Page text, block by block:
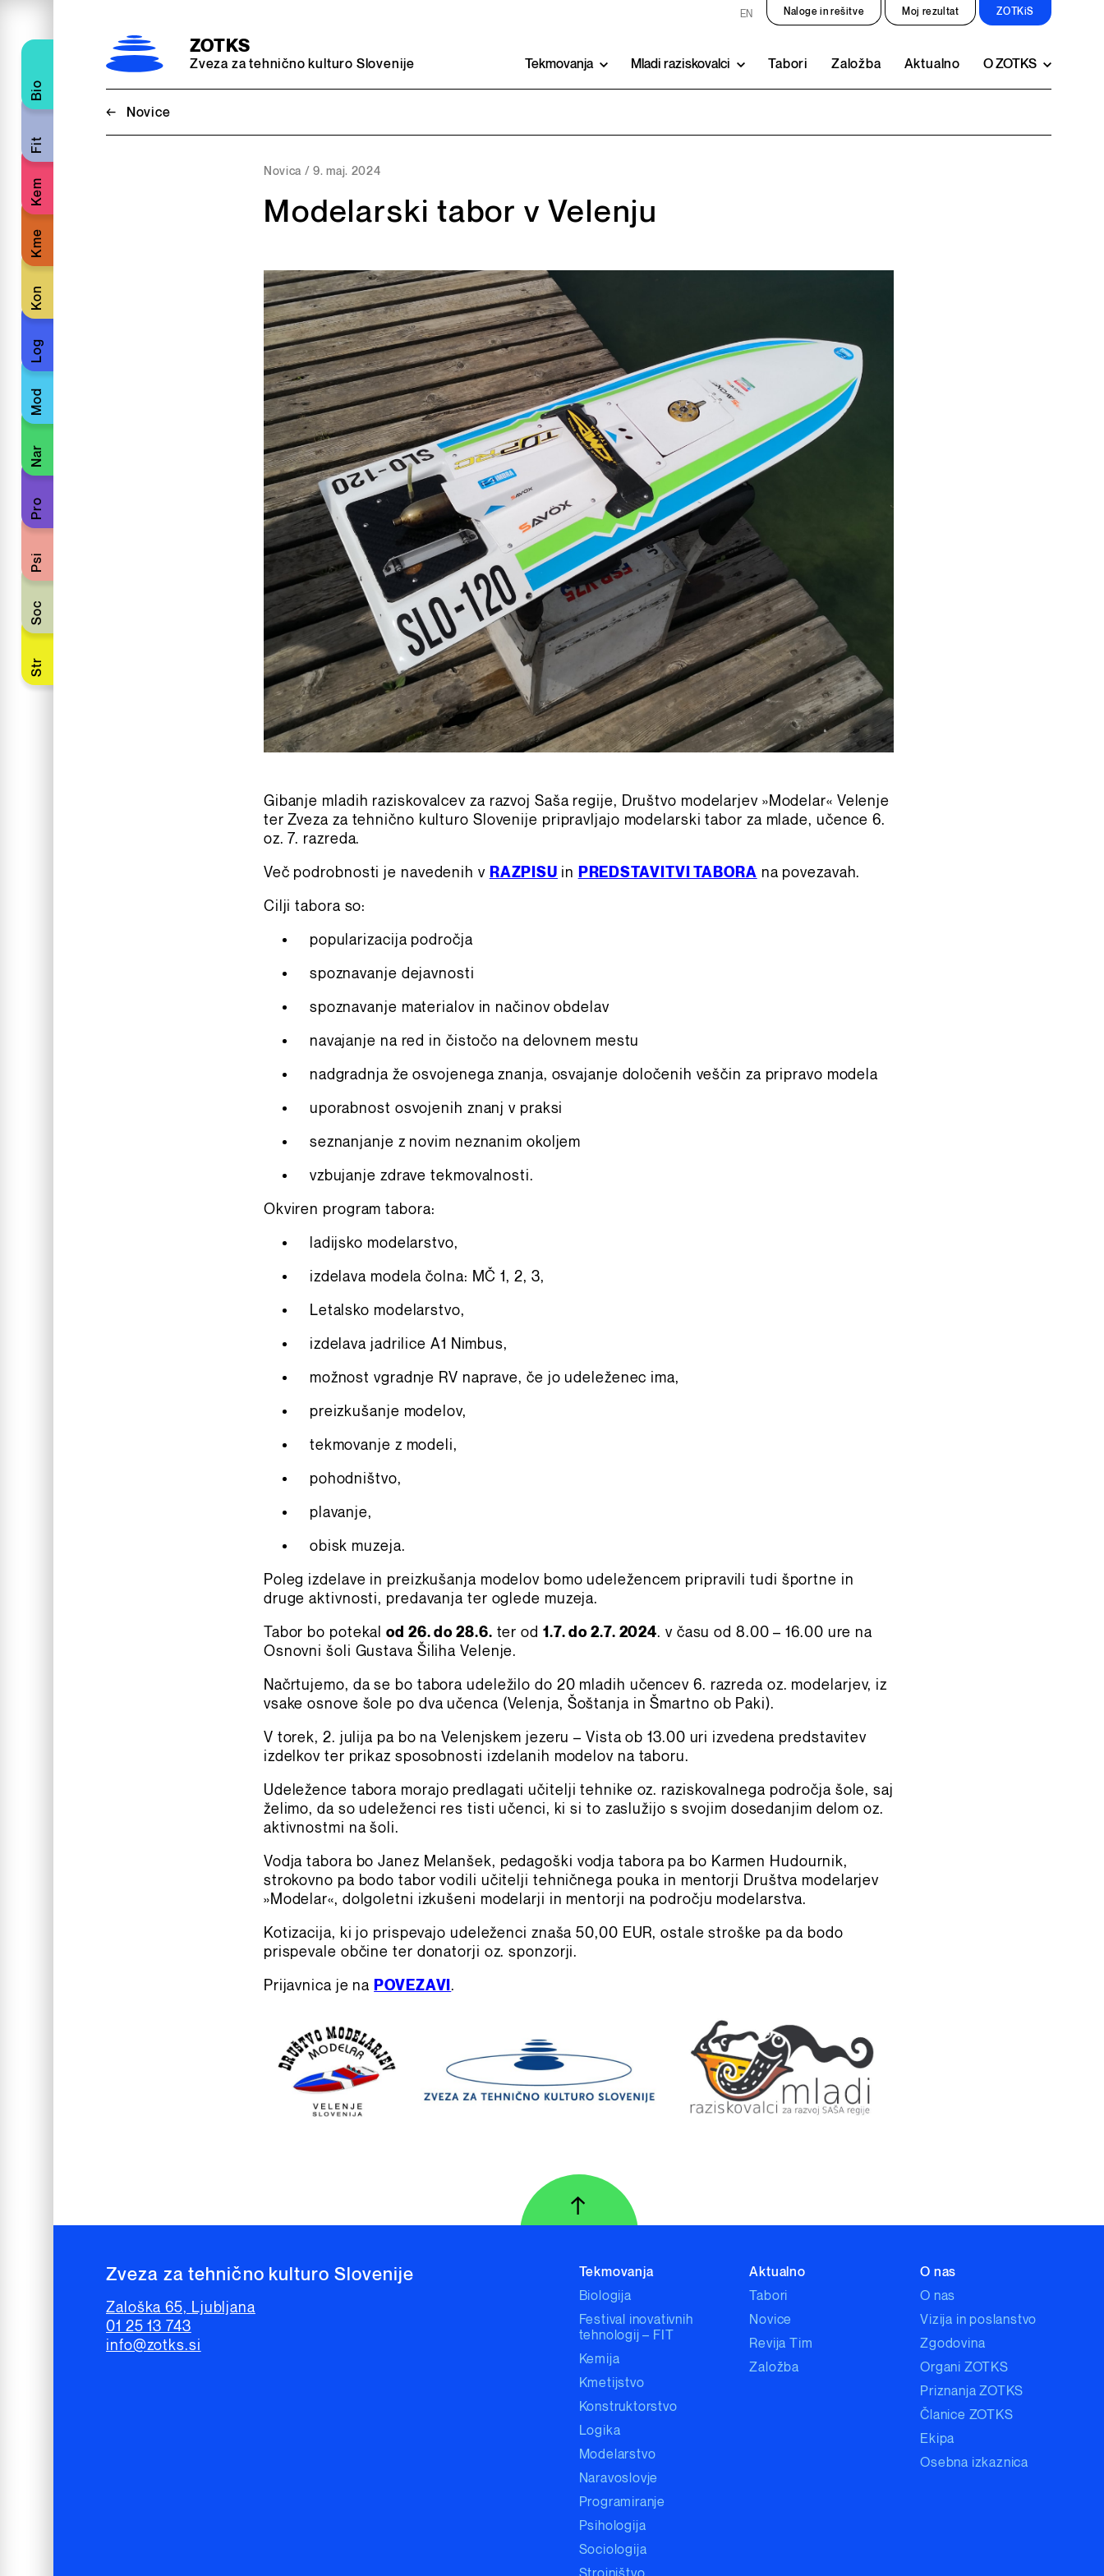
Bio
Fit
Kem
Kme
Kon
Log
Mod
Nar
Pro
Psi
Soc
Str
EN Naloge in rešitve Moj rezultat ZOTKiS
ZOTKS
Zveza za tehnično kulturo Slovenije Tekmovanja Mladi raziskovalci Tabori Založba Aktualno O ZOTKS
← Novice
Novica /9. maj. 2024
Modelarski tabor v Velenju
Gibanje mladih raziskovalcev za razvoj Saša regije, Društvo modelarjev »Modelar« Velenje
ter Zveza za tehnično kulturo Slovenije pripravljajo modelarski tabor za mlade, učence 6.
oz. 7. razreda.
Več podrobnosti je navedenih v RAZPISU in PREDSTAVITVI TABORA na povezavah.
Cilji tabora so:
popularizacija področja
spoznavanje dejavnosti
spoznavanje materialov in načinov obdelav
navajanje na red in čistočo na delovnem mestu
nadgradnja že osvojenega znanja, osvajanje določenih veščin za pripravo modela
uporabnost osvojenih znanj v praksi
seznanjanje z novim neznanim okoljem
vzbujanje zdrave tekmovalnosti.
Okviren program tabora:
ladijsko modelarstvo,
izdelava modela čolna: MČ 1, 2, 3,
Letalsko modelarstvo,
izdelava jadrilice A1 Nimbus,
možnost vgradnje RV naprave, če jo udeleženec ima,
preizkušanje modelov,
tekmovanje z modeli,
pohodništvo,
plavanje,
obisk muzeja.
Poleg izdelave in preizkušanja modelov bomo udeležencem pripravili tudi športne in
druge aktivnosti, predavanja ter oglede muzeja.
Tabor bo potekalod 26. do 28.6. ter od 1.7. do 2.7. 2024. v času od 8.00 – 16.00 ure na
Osnovni šoli Gustava Šiliha Velenje.
Načrtujemo, da se bo tabora udeležilo do 20 mladih učencev 6. razreda oz. modelarjev, iz
vsake osnove šole po dva učenca (Velenja, Šoštanja in Šmartno ob Paki).
V torek, 2. julija pa bo na Velenjskem jezeru – Vista ob 13.00 uri izvedena predstavitev
izdelkov ter prikaz sposobnosti izdelanih modelov na taboru.
Udeležence tabora morajo predlagati učitelji tehnike oz. raziskovalnega področja šole, saj
želimo, da so udeleženci res tisti učenci, ki si to zaslužijo s svojim dosedanjim delom oz.
aktivnostmi na šoli.
Vodja tabora bo Janez Melanšek, pedagoški vodja tabora pa bo Karmen Hudournik,
strokovno pa bodo tabor vodili učitelji tehničnega pouka in mentorji Društva modelarjev
»Modelar«, dolgoletni izkušeni modelarji in mentorji na področju modelarstva.
Kotizacija, ki jo prispevajo udeleženci znaša 50,00 EUR, ostale stroške pa da bodo
prispevale občine ter donatorji oz. sponzorji.
Prijavnica je na POVEZAVI.
Na vrh strani
↑
Zveza za tehnično kulturo Slovenije
Zaloška 65, Ljubljana
01 25 13 743
info@zotks.si
Tekmovanja
Biologija
Festival inovativnih
tehnologij – FIT
Kemija
Kmetijstvo
Konstruktorstvo
Logika
Modelarstvo
Naravoslovje
Programiranje
Psihologija
Sociologija
Aktualno
Tabori
Novice
Revija Tim
Založba
O nas
O nas
Vizija in poslanstvo
Zgodovina
Organi ZOTKS
Priznanja ZOTKS
Članice ZOTKS
Ekipa
Osebna izkaznica